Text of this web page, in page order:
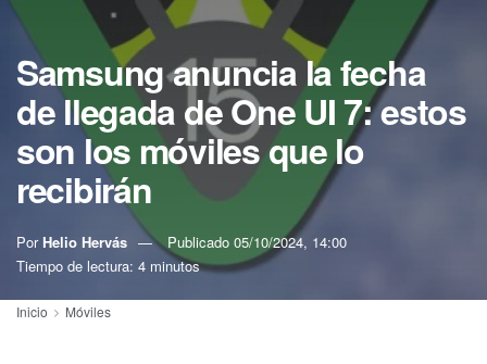
Samsung anuncia la fecha
de llegada de One UI 7: estos
son los móviles que lo
recibirán
Por Helio Hervás Publicado 05/10/2024, 14:00
Tiempo de lectura: 4 minutos
Inicio Móviles